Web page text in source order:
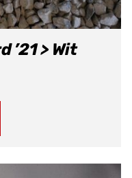
> Wit